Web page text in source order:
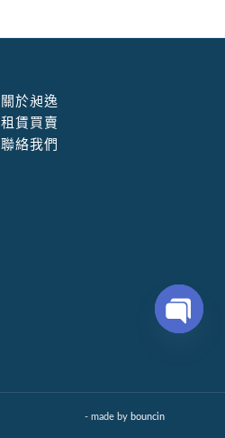
關於昶逸
租賃買賣
聯絡我們
- made by bouncin